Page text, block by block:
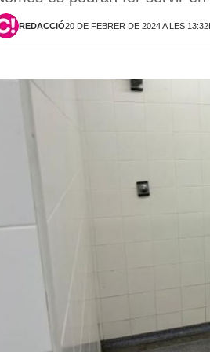
REDACCIÓ20 DE FEBRER DE 2024 A LES